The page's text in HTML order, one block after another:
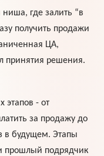
где залить “в
получить продажи
ЦА,
принятия решения.
этапов - от
за продажу до
в будущем. Этапы
прошлый подрядчик